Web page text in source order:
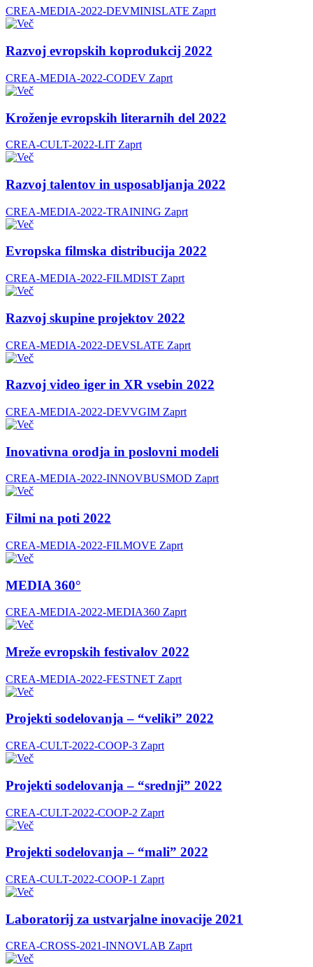
CREA-MEDIA-2022-DEVMINISLATE Zaprt
Razvoj evropskih koprodukcij 2022
CREA-MEDIA-2022-CODEV Zaprt
Kroženje evropskih literarnih del 2022
CREA-CULT-2022-LIT Zaprt
Razvoj talentov in usposabljanja 2022
CREA-MEDIA-2022-TRAINING Zaprt
Evropska filmska distribucija 2022
CREA-MEDIA-2022-FILMDIST Zaprt
Razvoj skupine projektov 2022
CREA-MEDIA-2022-DEVSLATE Zaprt
Razvoj video iger in XR vsebin 2022
CREA-MEDIA-2022-DEVVGIM Zaprt
Inovativna orodja in poslovni modeli
CREA-MEDIA-2022-INNOVBUSMOD Zaprt
Filmi na poti 2022
CREA-MEDIA-2022-FILMOVE Zaprt
MEDIA 360°
CREA-MEDIA-2022-MEDIA360 Zaprt
Mreže evropskih festivalov 2022
CREA-MEDIA-2022-FESTNET Zaprt
Projekti sodelovanja – “veliki” 2022
CREA-CULT-2022-COOP-3 Zaprt
Projekti sodelovanja – “srednji” 2022
CREA-CULT-2022-COOP-2 Zaprt
Projekti sodelovanja – “mali” 2022
CREA-CULT-2022-COOP-1 Zaprt
Laboratorij za ustvarjalne inovacije 2021
CREA-CROSS-2021-INNOVLAB Zaprt